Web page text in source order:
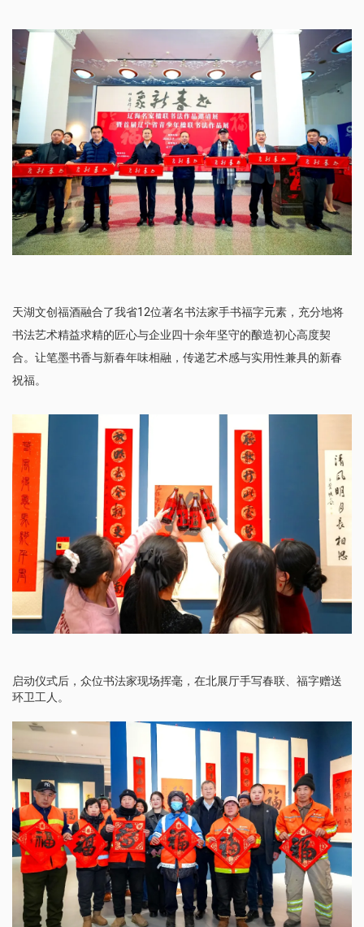
天湖文创福酒融合了我省12位著名书法家手书福字元素，充分地将
书法艺术精益求精的匠心与企业四十余年坚守的酿造初心高度契
合。让笔墨书香与新春年味相融，传递艺术感与实用性兼具的新春
祝福。
启动仪式后，众位书法家现场挥毫，在北展厅手写春联、福字赠送
环卫工人。